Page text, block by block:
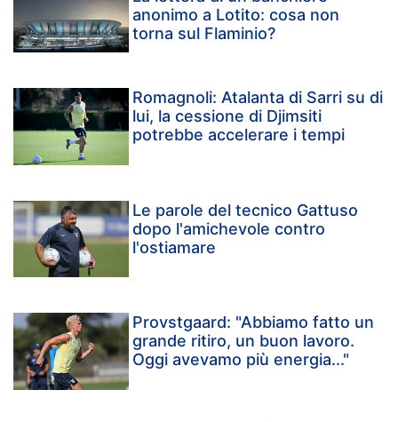
anonimo a Lotito: cosa non
torna sul Flaminio?
Romagnoli: Atalanta di Sarri su di
lui, la cessione di Djimsiti
potrebbe accelerare i tempi
Le parole del tecnico Gattuso
dopo l'amichevole contro
l'ostiamare
Provstgaard: "Abbiamo fatto un
grande ritiro, un buon lavoro.
Oggi avevamo più energia..."